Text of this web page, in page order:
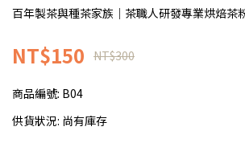
百年製茶與種茶家族｜茶職人研發專業烘焙茶
NT$150 NT$300
商品編號: B04
供貨狀況: 尚有庫存